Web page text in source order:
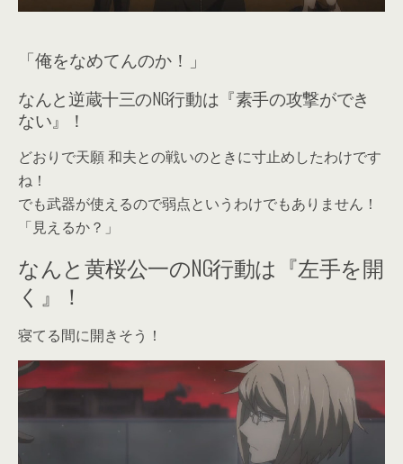
「俺をなめてんのか！」
なんと逆蔵十三のNG行動は『素手の攻撃ができ
ない』！
どおりで天願 和夫との戦いのときに寸止めしたわけです
ね！
でも武器が使えるので弱点というわけでもありません！
「見えるか？」
なんと黄桜公一のNG行動は『左手を開
く』！
寝てる間に開きそう！